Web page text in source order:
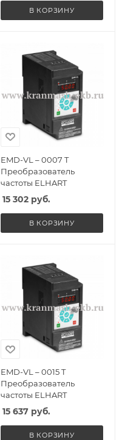
В КОРЗИНУ
EMD-VL – 0007 T
Преобразователь
частоты ELHART
15 302руб.
В КОРЗИНУ
EMD-VL – 0015 T
Преобразователь
частоты ELHART
15 637руб.
В КОРЗИНУ